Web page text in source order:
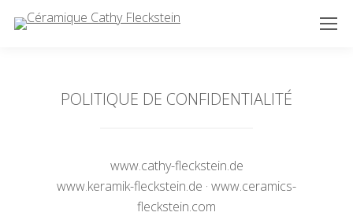
POLITIQUE DE CONFIDENTIALITÉ
www.cathy-fleckstein.de
www.keramik-fleckstein.de · www.ceramics-
fleckstein.com